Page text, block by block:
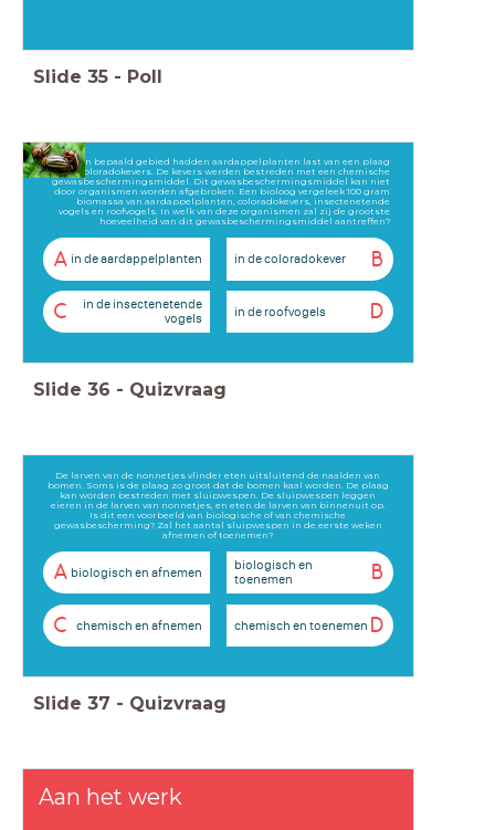
Slide 35 - Poll
In een bepaald gebied hadden aardappelplanten last van een plaag
coloradokevers. De kevers werden bestreden met een chemische
gewasbeschermingsmiddel. Dit gewasbeschermingsmiddel kan niet
door organismen worden afgebroken. Een bioloog vergeleek 100 gram
biomassa van aardappelplanten, coloradokevers, insectenetende
vogels en roofvogels. In welk van deze organismen zal zij de grootste
hoeveelheid van dit gewasbeschermingsmiddel aantreffen?
A in de aardappelplanten B
in de coloradokever
C
in de insectenetende
vogels
D
in de roofvogels
Slide 36 - Quizvraag
De larven van de nonnetjes vlinder eten uitsluitend de naalden van
bomen. Soms is de plaag zo groot dat de bomen kaal worden. De plaag
kan worden bestreden met sluipwespen. De sluipwespen leggen
eieren in de larven van nonnetjes, en eten de larven van binnenuit op.
Is dit een voorbeeld van biologische of van chemische
gewasbescherming? Zal het aantal sluipwespen in de eerste weken
afnemen of toenemen?
A biologisch en afnemen B
biologisch en
toenemen
C chemisch en afnemen D
chemisch en toenemen
Slide 37 - Quizvraag
Aan het werk